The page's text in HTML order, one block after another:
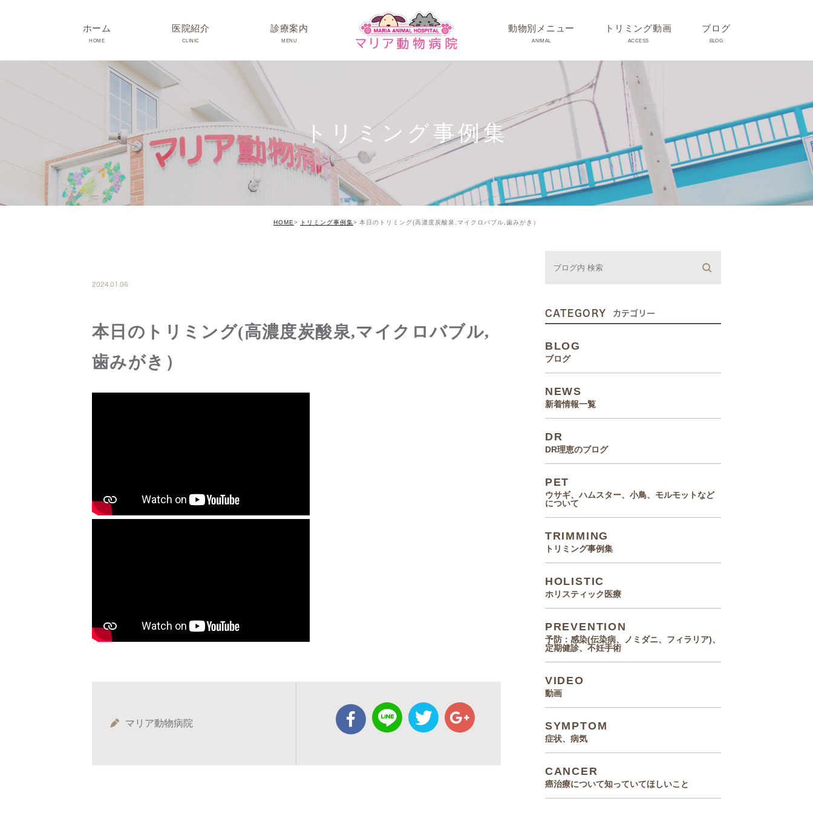
ホーム
HOME
医院紹介
CLINIC
院長･スタッフ紹介
診療時間･アクセス
院内紹介･初診の方へ
医院設備
診療案内
MENU
動物別メニュー
ANIMAL
ネコちゃんの病気
うさぎちゃん･その他動物の病気
トリミング動画
ACCESS
ブログ
BLOG
うさぎ、ハムスター、小鳥、
モルモットなどについて
トリミング事例集
ホリスティック医療
トリミング事例集
HOME トリミング事例集 本日のトリミング(高濃度炭酸泉,マイクロバブル,歯みがき）
2024.01.06
本日のトリミング(高濃度炭酸泉,マイクロバブル,
歯みがき）
マリア動物病院
CATEGORY カテゴリー
BLOG
ブログ
NEWS
新着情報一覧
DR
DR理恵のブログ
PET
ウサギ、ハムスター、小鳥、モルモットなど
について
TRIMMING
トリミング事例集
HOLISTIC
ホリスティック医療
PREVENTION
予防：感染(伝染病、ノミダニ、フィラリア)、
定期健診、不妊手術
VIDEO
動画
SYMPTOM
症状、病気
CANCER
癌治療について知っていてほしいこと